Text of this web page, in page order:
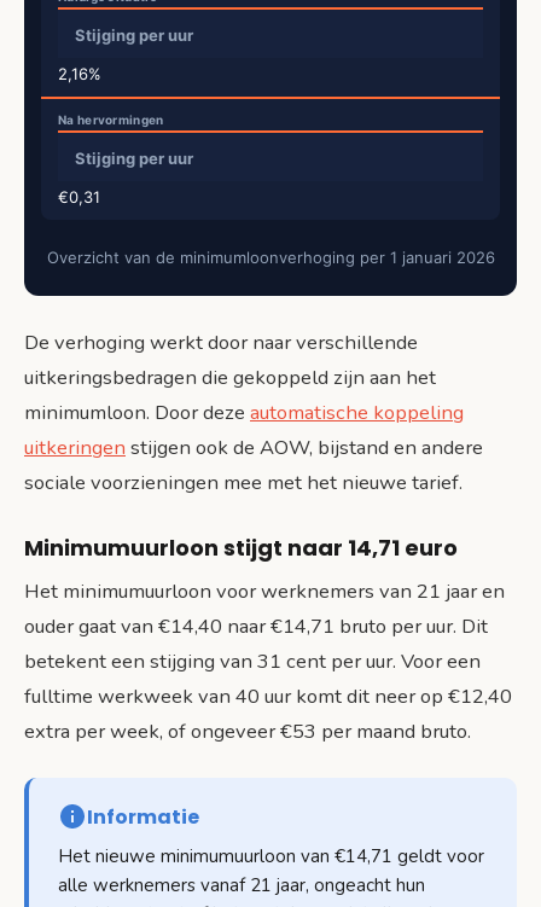
Stijging per uur
2,16%
Stijging per uur
€0,31
Overzicht van de minimumloonverhoging per 1 januari 2026
De verhoging werkt door naar verschillende
uitkeringsbedragen die gekoppeld zijn aan het
minimumloon. Door deze automatische koppeling
uitkeringen stijgen ook de AOW, bijstand en andere
sociale voorzieningen mee met het nieuwe tarief.
Minimumuurloon stijgt naar 14,71 euro
Het minimumuurloon voor werknemers van 21 jaar en
ouder gaat van €14,40 naar €14,71 bruto per uur. Dit
betekent een stijging van 31 cent per uur. Voor een
fulltime werkweek van 40 uur komt dit neer op €12,40
extra per week, of ongeveer €53 per maand bruto.
Informatie
Het nieuwe minimumuurloon van €14,71 geldt voor
alle werknemers vanaf 21 jaar, ongeacht hun